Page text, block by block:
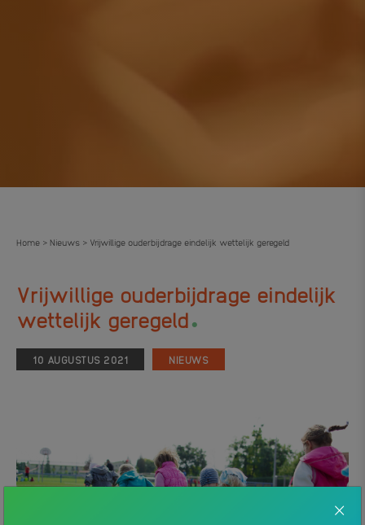
Home > Nieuws > Vrijwillige ouderbijdrage eindelijk wettelijk geregeld
Vrijwillige ouderbijdrage eindelijk
wettelijk geregeld.
10 AUGUSTUS 2021 NIEUWS